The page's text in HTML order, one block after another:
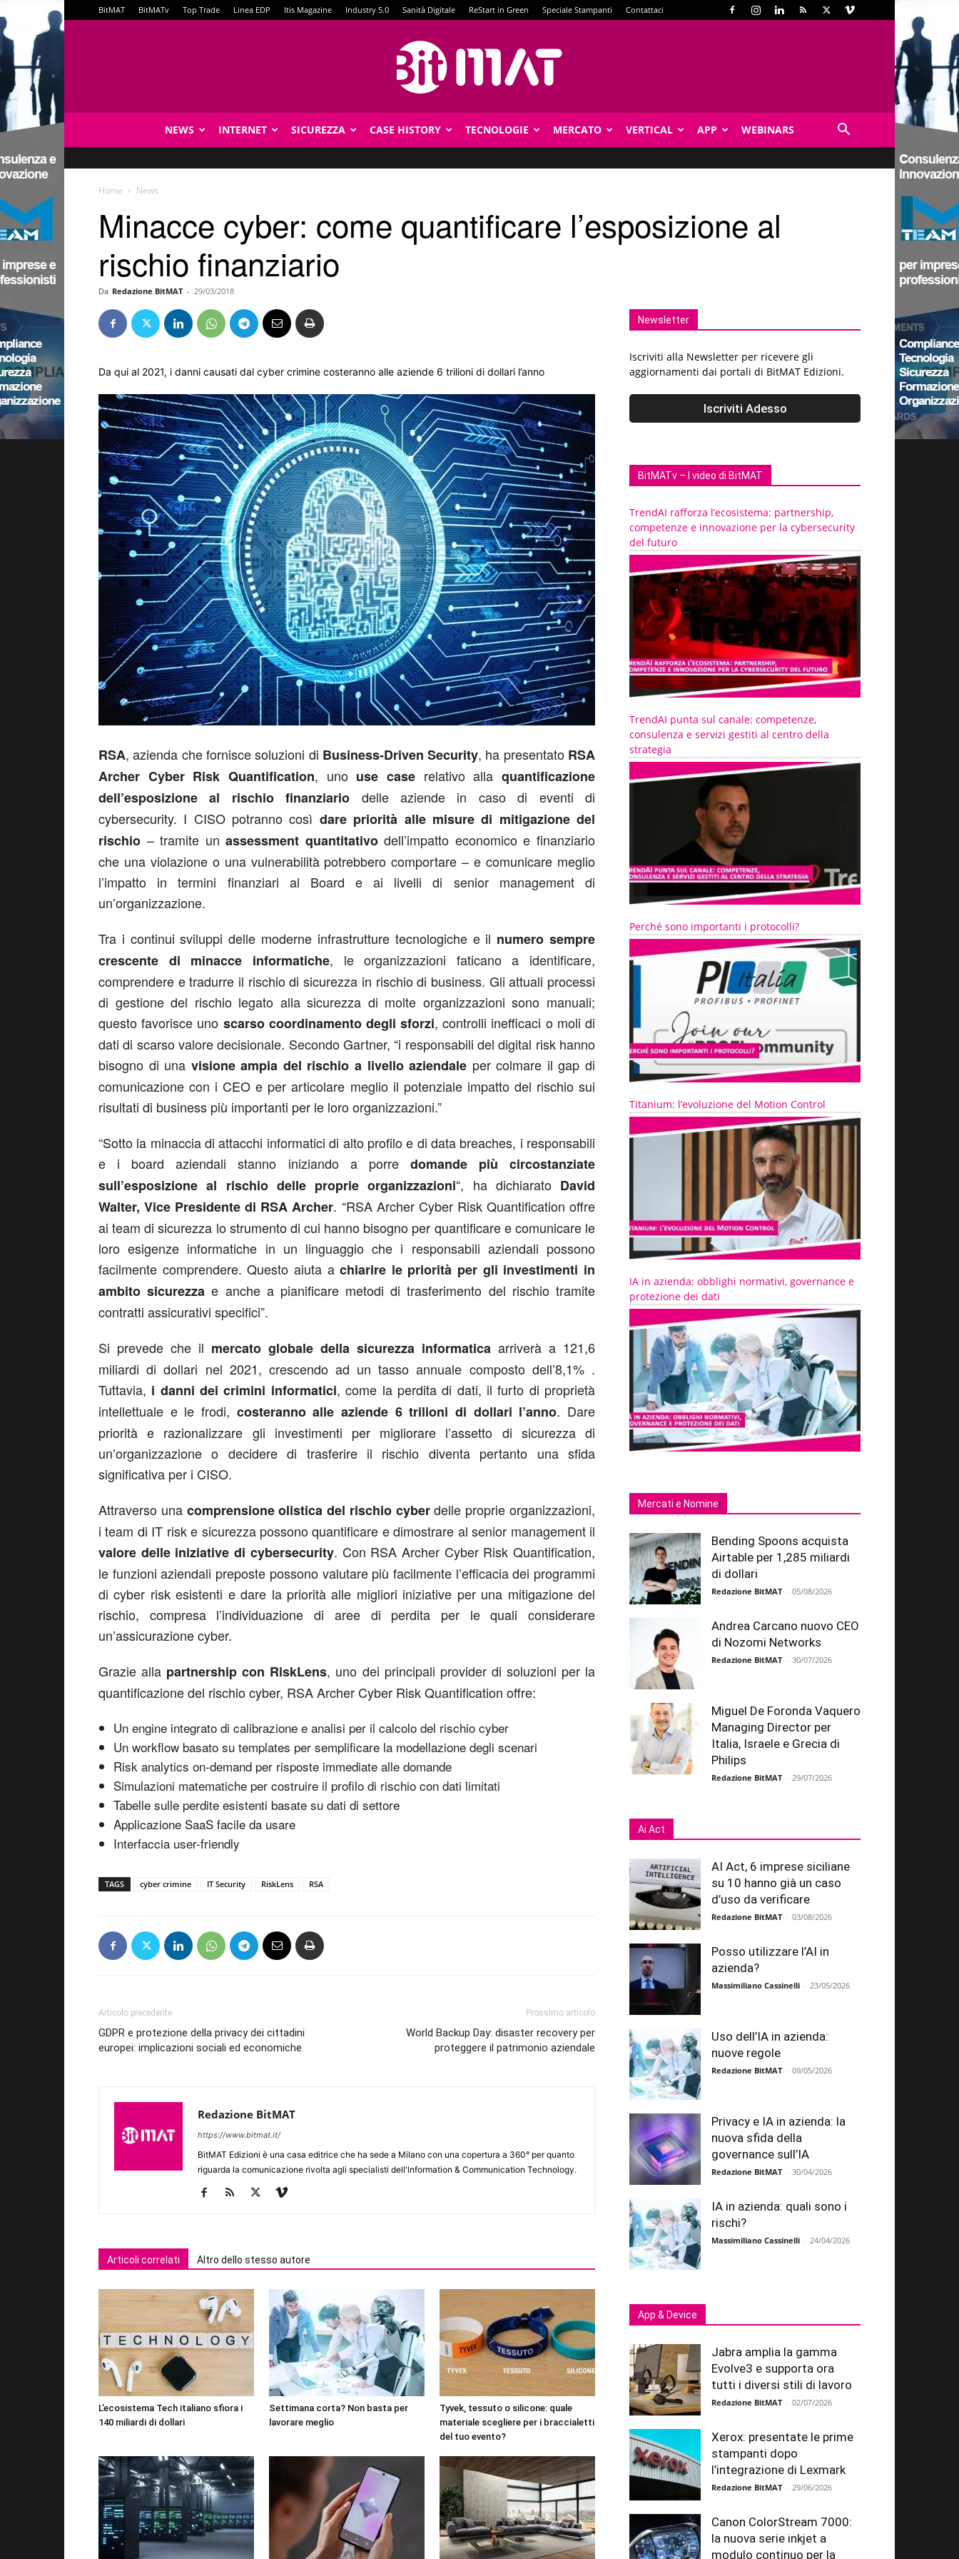
BitMAT BitMATv Top Trade Linea EDP Itis Magazine Industry 5.0 Sanità Digitale ReStart in Green Speciale Stampanti Contattaci
NEWS INTERNET SICUREZZA CASE HISTORY TECNOLOGIE MERCATO VERTICAL APP WEBINARS
Home News
Minacce cyber: come quantificare l’esposizione al
rischio finanziario
Da Redazione BitMAT - 29/03/2018
Da qui al 2021, i danni causati dal cyber crimine costeranno alle aziende 6 trilioni di dollari l’anno
RSA, azienda che fornisce soluzioni di Business-Driven Security, ha presentato RSA
Archer Cyber Risk Quantification, uno use case relativo allaquantificazione
dell’esposizione al rischio finanziario delle aziende in caso di eventi di
cybersecurity. I CISO potranno così dare priorità alle misure di mitigazione del
rischio – tramite unassessment quantitativodell’impatto economico e finanziario
che una violazione o una vulnerabilità potrebbero comportare – e comunicare meglio
l’impatto in termini finanziari al Board e ai livelli di senior management di
un’organizzazione.
Tra i continui sviluppi delle moderne infrastrutture tecnologiche e il numero sempre
crescente di minacce informatiche, le organizzazioni faticano a identificare,
comprendere e tradurre il rischio di sicurezza in rischio di business. Gli attuali processi
di gestione del rischio legato alla sicurezza di molte organizzazioni sono manuali;
questo favorisce uno scarso coordinamento degli sforzi, controlli inefficaci o moli di
dati di scarso valore decisionale. Secondo Gartner, “i responsabili del digital risk hanno
bisogno di una visione ampia del rischio a livello aziendale per colmare il gap di
comunicazione con i CEO e per articolare meglio il potenziale impatto del rischio sui
risultati di business più importanti per le loro organizzazioni.”
“Sotto la minaccia di attacchi informatici di alto profilo e di data breaches, i responsabili
e i board aziendali stanno iniziando a porre domande più circostanziate
sull’esposizione al rischio delle proprie organizzazioni“, ha dichiarato David
Walter, Vice Presidente di RSA Archer. “RSA Archer Cyber Risk Quantification offre
ai team di sicurezza lo strumento di cui hanno bisogno per quantificare e comunicare le
loro esigenze informatiche in un linguaggio che i responsabili aziendali possono
facilmente comprendere. Questo aiuta achiarire le priorità per gli investimenti in
ambito sicurezza e anche a pianificare metodi di trasferimento del rischio tramite
contratti assicurativi specifici”.
Si prevede che il mercato globale della sicurezza informatica arriverà a 121,6
miliardi di dollari nel 2021, crescendo ad un tasso annuale composto dell’8,1% .
Tuttavia, i danni dei crimini informatici, come la perdita di dati, il furto di proprietà
intellettuale e le frodi, costeranno alle aziende 6 trilioni di dollari l’anno. Dare
priorità e razionalizzare gli investimenti per migliorare l’assetto di sicurezza di
un’organizzazione o decidere di trasferire il rischio diventa pertanto una sfida
significativa per i CISO.
Attraverso una comprensione olistica del rischio cyberdelle proprie organizzazioni,
i team di IT risk e sicurezza possono quantificare e dimostrare al senior management il
valore delle iniziative di cybersecurity. Con RSA Archer Cyber Risk Quantification,
le funzioni aziendali preposte possono valutare più facilmente l’efficacia dei programmi
di cyber risk esistenti e dare la priorità alle migliori iniziative per una mitigazione del
rischio, compresa l’individuazione di aree di perdita per le quali considerare
un’assicurazione cyber.
Grazie alla partnership con RiskLens, uno dei principali provider di soluzioni per la
quantificazione del rischio cyber, RSA Archer Cyber Risk Quantification offre:
Un engine integrato di calibrazione e analisi per il calcolo del rischio cyber
Un workflow basato su templates per semplificare la modellazione degli scenari
Risk analytics on-demand per risposte immediate alle domande
Simulazioni matematiche per costruire il profilo di rischio con dati limitati
Tabelle sulle perdite esistenti basate su dati di settore
Applicazione SaaS facile da usare
Interfaccia user-friendly
TAGS cyber crimine IT Security RiskLens RSA
Articolo precedente
GDPR e protezione della privacy dei cittadini
europei: implicazioni sociali ed economiche
Prossimo articolo
World Backup Day: disaster recovery per
proteggere il patrimonio aziendale
Redazione BitMAT
https://www.bitmat.it/
BitMAT Edizioni è una casa editrice che ha sede a Milano con una copertura a 360° per quanto
riguarda la comunicazione rivolta agli specialisti dell'lnformation & Communication Technology.
Articoli correlati Altro dello stesso autore
L’ecosistema Tech italiano sfiora i
140 miliardi di dollari
Settimana corta? Non basta per
lavorare meglio
Tyvek, tessuto o silicone: quale
materiale scegliere per i braccialetti
del tuo evento?
Newsletter
Iscriviti alla Newsletter per ricevere gli
aggiornamenti dai portali di BitMAT Edizioni.
BitMATv – I video di BitMAT
TrendAI rafforza l’ecosistema: partnership,
competenze e innovazione per la cybersecurity
del futuro
TrendAI punta sul canale: competenze,
consulenza e servizi gestiti al centro della
strategia
Perché sono importanti i protocolli?
Titanium: l’evoluzione del Motion Control
IA in azienda: obblighi normativi, governance e
protezione dei dati
Mercati e Nomine
Bending Spoons acquista
Airtable per 1,285 miliardi
di dollari
Redazione BitMAT - 05/08/2026
Andrea Carcano nuovo CEO
di Nozomi Networks
Redazione BitMAT - 30/07/2026
Miguel De Foronda Vaquero
Managing Director per
Italia, Israele e Grecia di
Philips
Redazione BitMAT - 29/07/2026
Ai Act
AI Act, 6 imprese siciliane
su 10 hanno già un caso
d’uso da verificare
Redazione BitMAT - 03/08/2026
Posso utilizzare l’AI in
azienda?
Massimiliano Cassinelli - 23/05/2026
Uso dell’IA in azienda:
nuove regole
Redazione BitMAT - 09/05/2026
Privacy e IA in azienda: la
nuova sfida della
governance sull’IA
Redazione BitMAT - 30/04/2026
IA in azienda: quali sono i
rischi?
Massimiliano Cassinelli - 24/04/2026
App & Device
Jabra amplia la gamma
Evolve3 e supporta ora
tutti i diversi stili di lavoro
Redazione BitMAT - 02/07/2026
Xerox: presentate le prime
stampanti dopo
l’integrazione di Lexmark
Redazione BitMAT - 29/06/2026
Canon ColorStream 7000:
la nuova serie inkjet a
modulo continuo per la